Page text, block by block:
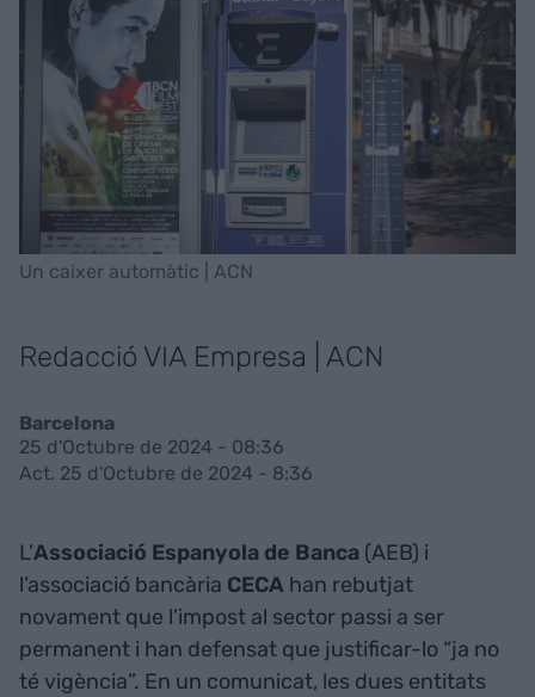
Un caixer automàtic | ACN
Redacció VIA Empresa | ACN
Barcelona
25 d'Octubre de 2024 - 08:36
Act. 25 d'Octubre de 2024 - 8:36
L’Associació Espanyola de Banca (AEB) i
l’associació bancària CECA han rebutjat
novament que l’impost al sector passi a ser
permanent i han defensat que justificar-lo “ja no
té vigència”. En un comunicat, les dues entitats